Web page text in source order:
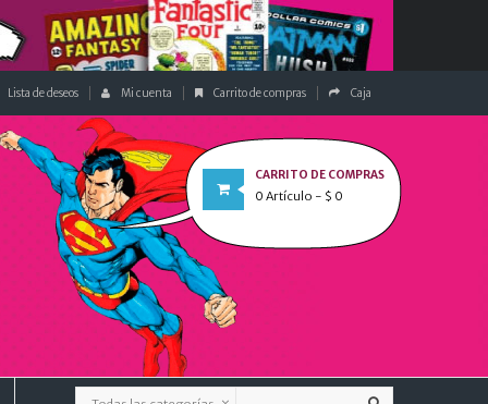
Lista de deseos Mi cuenta Carrito de compras Caja
CARRITO DE COMPRAS
0 Artículo - $ 0